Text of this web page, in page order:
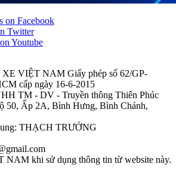
on Facebook
Twitter
Youtube
XE VIỆT NAM Giấy phép số 62/GP-
cấp ngày 16-6-2015
TM - DV - Truyền thông Thiên Phúc
50, Ấp 2A, Bình Hưng, Bình Chánh,
THẠCH TRƯỞNG
NAM khi sử dụng thông tin từ website này.